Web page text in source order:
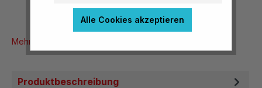
Mehr Produktinformationen
Produktbeschreibung
Alle Cookies akzeptieren